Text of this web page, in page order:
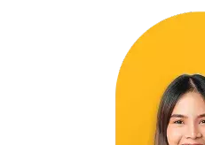
Preungesheim, Bonames,
Seckbach, Fechenheim,
Unterliederbach,
Riedberg, Harheim, Nieder-